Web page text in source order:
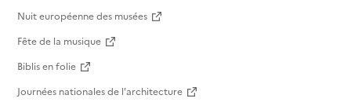
Nuit européenne des musées
Fête de la musique
Biblis en folie
Journées nationales de l'architecture